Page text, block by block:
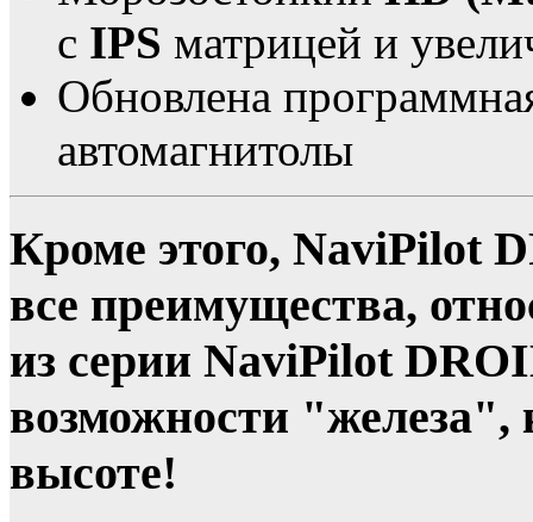
с IPS матрицей и
Обновлена
автомагнитолы
Кроме этого, NaviPilot
все преимущества,
из серии NaviPilot
возможности "железа",
высоте!